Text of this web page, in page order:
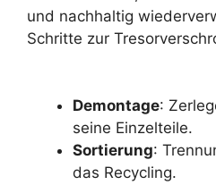
und nachhaltig
Schritte zur
Demontage:
seine Einzelteile.
Sortierung:
das Recycling.